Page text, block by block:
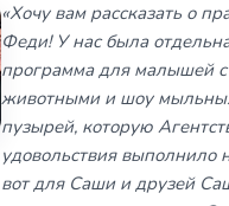
«Хочу вам рассказать о
Феди! У нас была
программа для малышей с
животными и шоу
пузырей, которую
удовольствия выполнило
вот для Саши и друзей